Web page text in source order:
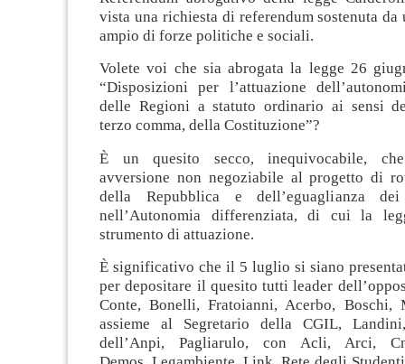
vista una richiesta di referendum sostenuta da
ampio di forze politiche e sociali.
Volete voi che sia abrogata la legge 26
“Disposizioni per l’attuazione
delle Regioni a statuto ordinario ai sensi
terzo comma, della Costituzione”?
È un quesito secco, inequivocabile,
avversione non negoziabile al progetto di
della Repubblica e dell’eguaglianza
nell’Autonomia differenziata, di cui la
strumento di attuazione.
È significativo che il 5 luglio si siano
per depositare il quesito tutti leader
Conte, Bonelli, Fratoianni, Acerbo, Boschi,
assieme al Segretario della CGIL,
dell’Anpi, Pagliarulo, con Acli, Arci,